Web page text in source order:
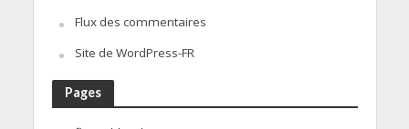
Flux des commentaires
Site de WordPress-FR
Pages